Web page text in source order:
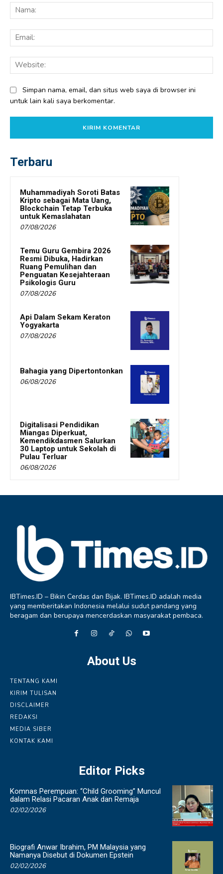
Simpan nama, email, dan situs web saya di browser ini
untuk lain kali saya berkomentar.
Terbaru
Muhammadiyah Soroti Batas
Kripto sebagai Mata Uang,
Blockchain Tetap Terbuka
untuk Kemaslahatan
07/08/2026
Temu Guru Gembira 2026
Resmi Dibuka, Hadirkan
Ruang Pemulihan dan
Penguatan Kesejahteraan
Psikologis Guru
07/08/2026
Api Dalam Sekam Keraton
Yogyakarta
07/08/2026
Bahagia yang Dipertontonkan
06/08/2026
Digitalisasi Pendidikan
Miangas Diperkuat,
Kemendikdasmen Salurkan
30 Laptop untuk Sekolah di
Pulau Terluar
06/08/2026
IBTimes.ID – Bikin Cerdas dan Bijak. IBTimes.ID adalah media
yang memberitakan Indonesia melalui sudut pandang yang
beragam dan berupaya mencerdaskan masyarakat pembaca.
About Us
TENTANG KAMI
KIRIM TULISAN
DISCLAIMER
REDAKSI
MEDIA SIBER
KONTAK KAMI
Editor Picks
Komnas Perempuan: “Child Grooming” Muncul
dalam Relasi Pacaran Anak dan Remaja
02/02/2026
Biografi Anwar Ibrahim, PM Malaysia yang
Namanya Disebut di Dokumen Epstein
02/02/2026